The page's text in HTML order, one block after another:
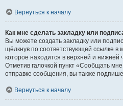
Вернуться к началу
Как мне сделать закладку или
Вы можете создать закладку или
щёлкнув по соответствующей ссылке в
которое находится в верхней и нижней
Отметив галочкой пункт «Сообщать
отправке сообщения, вы также
Вернуться к началу